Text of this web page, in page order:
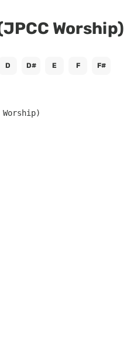
Worship)
D D# E F F#
Worship)